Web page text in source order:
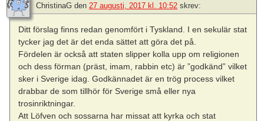
ChristinaG den 27 augusti, 2017 kl. 10:52 skrev:
Ditt förslag finns redan genomfört i Tyskland. I en sekulär stat
tycker jag det är det enda sättet att göra det på.
Fördelen är också att staten slipper kolla upp om religionen
och dess förman (präst, imam, rabbin etc) är ”godkänd” vilket
sker i Sverige idag. Godkännadet är en trög process vilket
drabbar de som tillhör för Sverige små eller nya
trosinriktningar.
Att Löfven och sossarna har missat att kyrka och stat